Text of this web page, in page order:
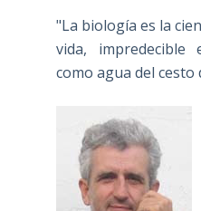
"La biología es la
vida, impredecible
como agua del cesto